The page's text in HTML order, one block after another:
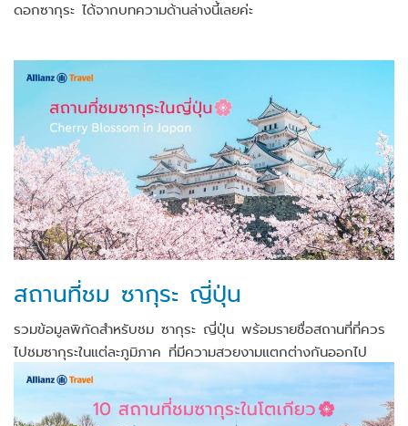
ดอกซากุระ ได้จากบทความด้านล่างนี้เลยค่ะ
สถานที่ชม ซากุระ ญี่ปุ่น
รวมข้อมูลพิกัดสำหรับชม ซากุระ ญี่ปุ่น พร้อมรายชื่อสถานที่ที่ควร
ไปชมซากุระในแต่ละภูมิภาค ที่มีความสวยงามแตกต่างกันออกไป